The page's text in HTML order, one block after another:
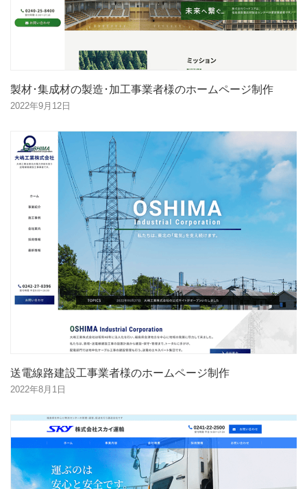
製材･集成材の製造･加工事業者様のホームページ制作
2022年9月12日
送電線路建設工事業者様のホームページ制作
2022年8月1日